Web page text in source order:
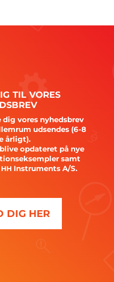
TIL VORES
vores nyhedsbrev
udsendes (6-8
årligt).
opdateret på nye
samt
HHInstruments A/S.
DIG HER